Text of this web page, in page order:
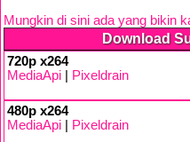
Mungkin di sini ada yang bikin
Download
720p x264
MediaApi
Pixeldrain
480p x264
MediaApi
Pixeldrain